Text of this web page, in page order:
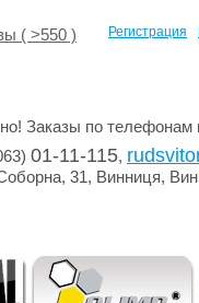
( >550 )
Регистрация
Заказы по
01-11-115,
31, Винниця,